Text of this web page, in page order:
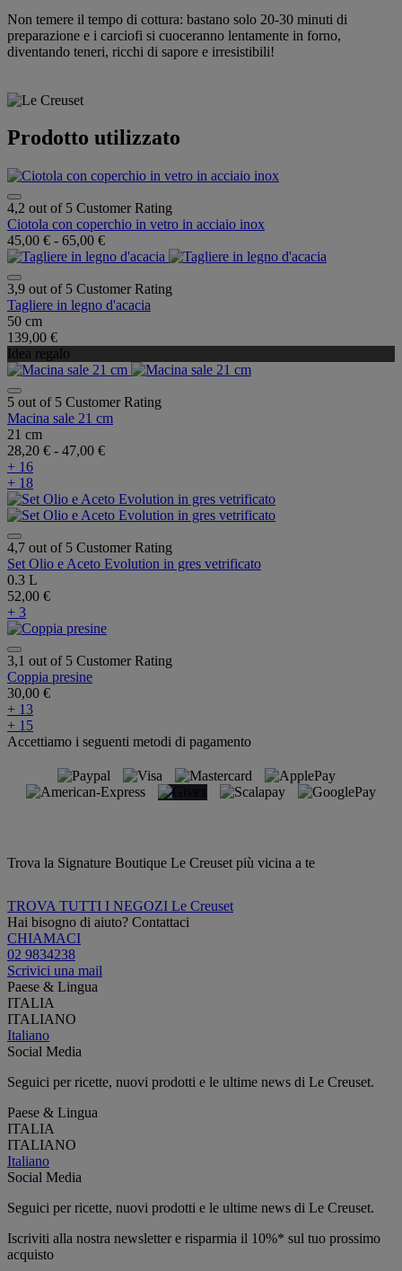
Non temere il tempo di cottura: bastano solo 20-30 minuti di
preparazione e i carciofi si cuoceranno lentamente in forno,
diventando teneri, ricchi di sapore e irresistibili!
Prodotto utilizzato
4,2 out of 5 Customer Rating
Ciotola con coperchio in vetro in acciaio inox
45,00 € - 65,00 €
3,9 out of 5 Customer Rating
Tagliere in legno d'acacia
50 cm
139,00 €
Idea regalo
5 out of 5 Customer Rating
Macina sale 21 cm
21 cm
28,20 € - 47,00 €
+ 16
+ 18
4,7 out of 5 Customer Rating
Set Olio e Aceto Evolution in gres vetrificato
0.3 L
52,00 €
+ 3
3,1 out of 5 Customer Rating
Coppia presine
30,00 €
+ 13
+ 15
Accettiamo i seguenti metodi di pagamento
Trova la Signature Boutique Le Creuset più vicina a te
TROVA TUTTI I NEGOZI Le Creuset
Hai bisogno di aiuto? Contattaci
CHIAMACI
02 9834238
Scrivici una mail
Paese & Lingua
ITALIA
ITALIANO
Italiano
Social Media
Seguici per ricette, nuovi prodotti e le ultime news di Le Creuset.
Paese & Lingua
ITALIA
ITALIANO
Italiano
Social Media
Seguici per ricette, nuovi prodotti e le ultime news di Le Creuset.
Iscriviti alla nostra newsletter e risparmia il 10%* sul tuo prossimo
acquisto